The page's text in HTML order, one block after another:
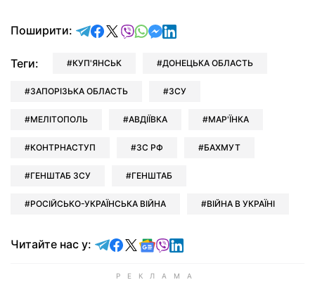
Поширити: відправити у Telegram
поділитись у Facebook
поділитись у X
відправити у Viber
відправити у Whatsapp
відправити у Messenger
відправити у LinkedIn
Теги: КУП'ЯНСЬК ДОНЕЦЬКА ОБЛАСТЬ
ЗАПОРІЗЬКА ОБЛАСТЬ ЗСУ
МЕЛІТОПОЛЬ АВДІЇВКА МАР'ЇНКА
КОНТРНАСТУП ЗС РФ БАХМУТ
ГЕНШТАБ ЗСУ ГЕНШТАБ
РОСІЙСЬКО-УКРАЇНСЬКА ВІЙНА ВІЙНА В УКРАЇНІ
Читайте нас у: Читайте у Telegram
Читайте у Facebook
Читайте у X
Читайте у Google news
Читайте у Viber
Читайте у LinkedIn